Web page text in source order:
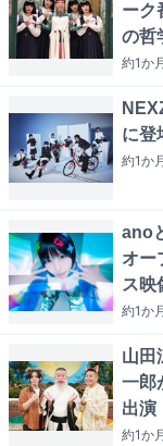
ーク
の哲
約1か
に登
約1か
ano
オー
ス映
約1か
山田
一郎
出演
約1か